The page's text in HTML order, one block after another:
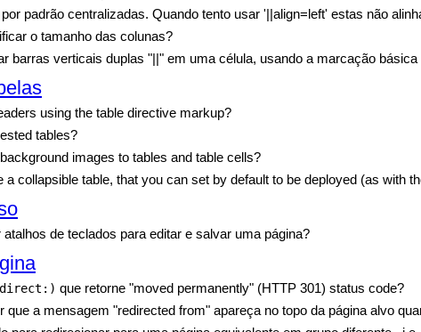
padrão centralizadas. Quando tento usar '||align=left' estas não
o tamanho das colunas?
barras verticais duplas "||" em uma célula, usando a marcação básica
using the table directive markup?
tables?
images to tables and table cells?
a collapsible table, that you can set by default to be deployed (as with
de teclados para editar e salvar uma página?
que retorne "moved permanently" (HTTP 301) status code?
que a mensagem "redirected from" apareça no topo da página alvo